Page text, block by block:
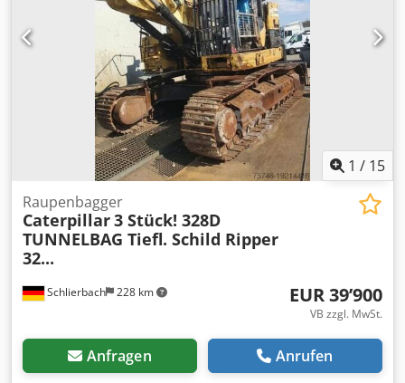
1 / 15
Schlierbach 228 km
Raupenbagger
Caterpillar3 Stück! 328D
TUNNELBAG Tiefl. Schild Ripper
32...
EUR 39’900
VB zzgl. MwSt.
Anfragen Anrufen